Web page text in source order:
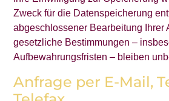
Zweck für die Datenspeicherung
abgeschlossener Bearbeitung Ihrer
gesetzliche Bestimmungen –
Aufbewahrungsfristen – bleiben
Anfrage per E-Mail,